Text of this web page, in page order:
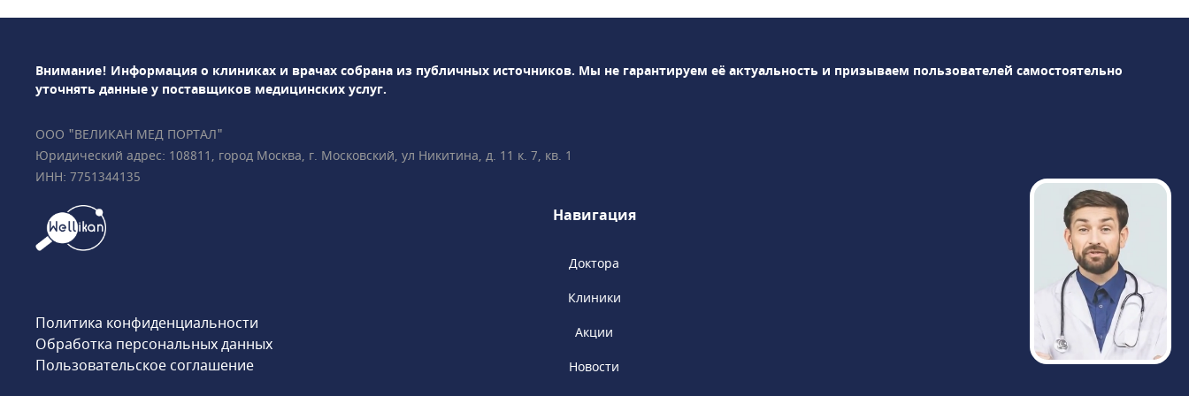
можно пройти ряд сложных и
высокотехнологичных операций: синус-
дентальную имплантация и др.
успешной работы и современным
взглядом на медицину.
пульмонология и др. В медицинском
компьютерная томография, рентген и др.
Внимание! Информация о клиниках и врачах собрана из публичных источников. Мы не гарантируем её актуальность и призываем пользователей самостоятельно
уточнять данные у поставщиков медицинских услуг.
ООО "ВЕЛИКАН МЕД ПОРТАЛ"
Юридический адрес: 108811, город Москва, г. Московский, ул Никитина, д. 11 к. 7, кв. 1
ИНН: 7751344135
Навигация
Доктора
Клиники
Акции
Новости
Политика конфиденциальности
Обработка персональных данных
Пользовательское соглашение